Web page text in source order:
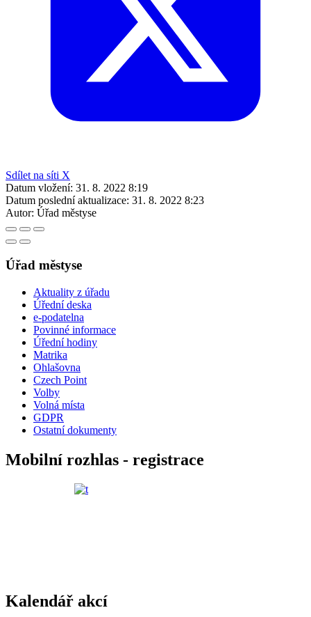
Sdílet na síti X
Datum vložení: 31. 8. 2022 8:19
Datum poslední aktualizace: 31. 8. 2022 8:23
Autor: Úřad městyse
Úřad městyse
Aktuality z úřadu
Úřední deska
e-podatelna
Povinné informace
Úřední hodiny
Matrika
Ohlašovna
Czech Point
Volby
Volná místa
GDPR
Ostatní dokumenty
Mobilní rozhlas - registrace
Kalendář akcí